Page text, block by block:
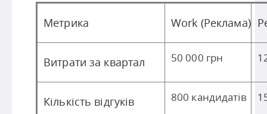
Метрика Work (Реклама)
Витрати за квартал 50 000 грн
Кількість відгуків 800 кандидатів